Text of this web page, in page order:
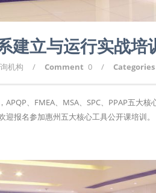
建立与运行实战培
机构 / Comment 0 / Categories
、FMEA、MSA、SPC、PPAP五大
报名参加惠州五大核心工具公开课培训。